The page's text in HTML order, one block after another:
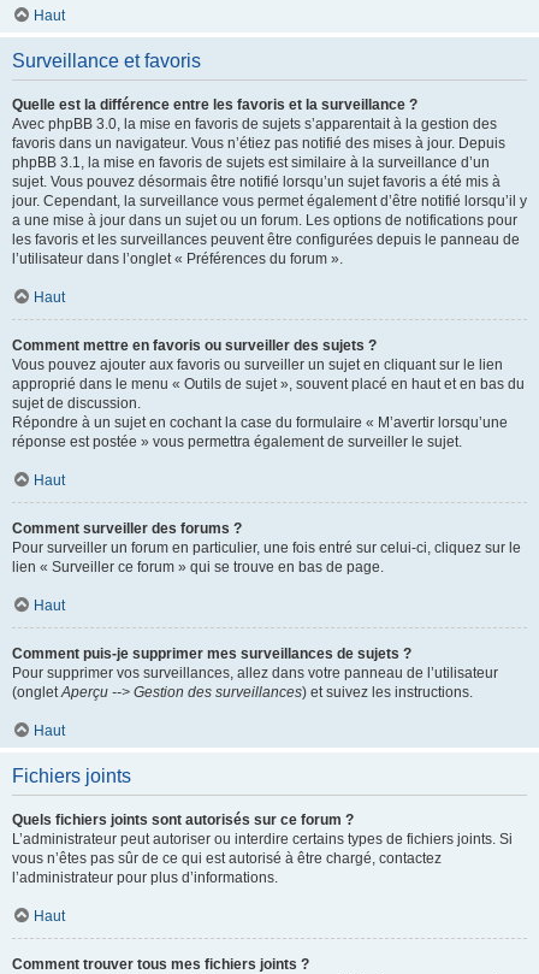
Haut
Surveillance et favoris
Quelle est la différence entre les favoris et la surveillance ?
Avec phpBB 3.0, la mise en favoris de sujets s’apparentait à la gestion des
favoris dans un navigateur. Vous n’étiez pas notifié des mises à jour. Depuis
phpBB 3.1, la mise en favoris de sujets est similaire à la surveillance d’un
sujet. Vous pouvez désormais être notifié lorsqu’un sujet favoris a été mis à
jour. Cependant, la surveillance vous permet également d’être notifié lorsqu’il y
a une mise à jour dans un sujet ou un forum. Les options de notifications pour
les favoris et les surveillances peuvent être configurées depuis le panneau de
l’utilisateur dans l’onglet « Préférences du forum ».
Haut
Comment mettre en favoris ou surveiller des sujets ?
Vous pouvez ajouter aux favoris ou surveiller un sujet en cliquant sur le lien
approprié dans le menu « Outils de sujet », souvent placé en haut et en bas du
sujet de discussion.
Répondre à un sujet en cochant la case du formulaire « M’avertir lorsqu’une
réponse est postée » vous permettra également de surveiller le sujet.
Haut
Comment surveiller des forums ?
Pour surveiller un forum en particulier, une fois entré sur celui-ci, cliquez sur le
lien « Surveiller ce forum » qui se trouve en bas de page.
Haut
Comment puis-je supprimer mes surveillances de sujets ?
Pour supprimer vos surveillances, allez dans votre panneau de l’utilisateur
(ongletAperçu --> Gestion des surveillances) et suivez les instructions.
Haut
Fichiers joints
Quels fichiers joints sont autorisés sur ce forum ?
L’administrateur peut autoriser ou interdire certains types de fichiers joints. Si
vous n’êtes pas sûr de ce qui est autorisé à être chargé, contactez
l’administrateur pour plus d’informations.
Haut
Comment trouver tous mes fichiers joints ?